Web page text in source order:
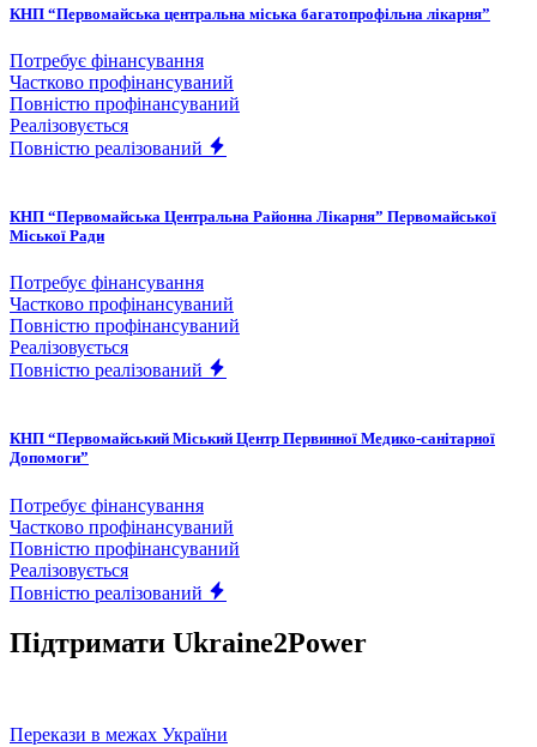
КНП “Первомайська центральна міська багатопрофільна лікарня”
Потребує фінансування
Частково профінансуваний
Повністю профінансуваний
Реалізовується
Повністю реалізований
КНП “Первомайська Центральна Районна Лікарня” Первомайської
Міської Ради
Потребує фінансування
Частково профінансуваний
Повністю профінансуваний
Реалізовується
Повністю реалізований
КНП “Первомайський Міський Центр Первинної Медико-санітарної
Допомоги”
Потребує фінансування
Частково профінансуваний
Повністю профінансуваний
Реалізовується
Повністю реалізований
Підтримати Ukraine2Power
Перекази в межах України